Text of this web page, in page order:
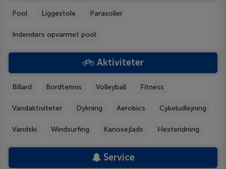
Pool Liggestole Parasoller
Indendørs opvarmet pool
Aktiviteter
Billard Bordtennis Volleyball Fitness
Vandaktiviteter Dykning Aerobics Cykeludlejning
Vandski Windsurfing Kanosejlads Hesteridning
Service